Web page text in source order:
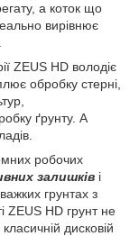
а коток що
вирівнює
ZEUS HD володіє
обробку стерні,
ґрунту. А
робочих
залишків і
грунтах з
ZEUS HD грунт не
дисковій